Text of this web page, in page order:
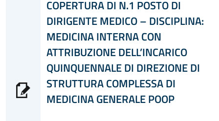
COPERTURA DI N.1 POSTO DI
DIRIGENTE MEDICO – DISCIPLINA:
MEDICINA INTERNA CON
ATTRIBUZIONE DELL’INCARICO
QUINQUENNALE DI DIREZIONE DI
STRUTTURA COMPLESSA DI
MEDICINA GENERALE POOP